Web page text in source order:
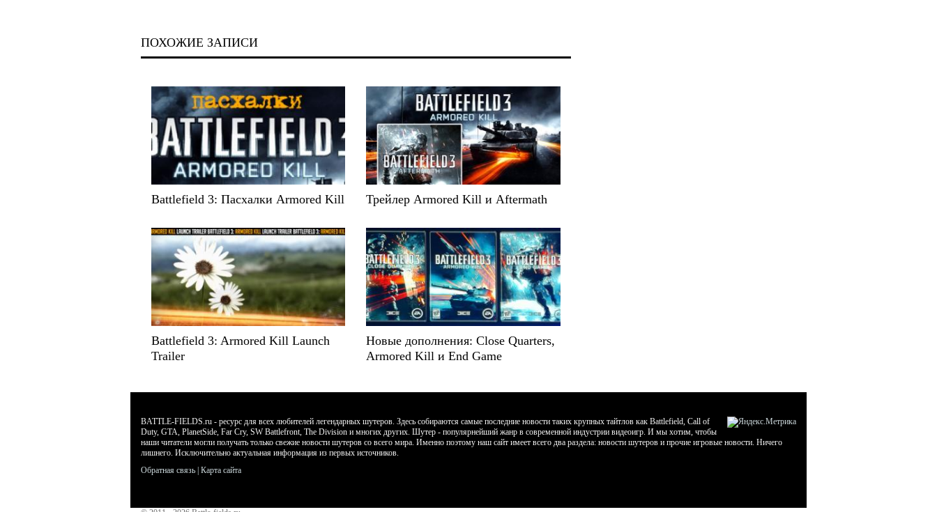
ПОХОЖИЕ ЗАПИСИ
Battlefield 3: Пасхалки Armored Kill Трейлер Armored Kill и Aftermath
Battlefield 3: Armored Kill Launch
Trailer
Новые дополнения: Close Quarters,
Armored Kill и End Game
BATTLE-FIELDS.ru - ресурс для всех любителей легендарных шутеров. Здесь собираются самые последние новости таких крупных тайтлов как Battlefield, Call of
Duty, GTA, PlanetSide, Far Cry, SW Battlefront, The Division и многих других. Шутер - популярнейший жанр в современной индустрии видеоигр. И мы хотим, чтобы
наши читатели могли получать только свежие новости шутеров со всего мира. Именно поэтому наш сайт имеет всего два раздела: новости шутеров и прочие игровые новости. Ничего
лишнего. Исключительно актуальная информация из первых источников.
Обратная связь Карта сайта